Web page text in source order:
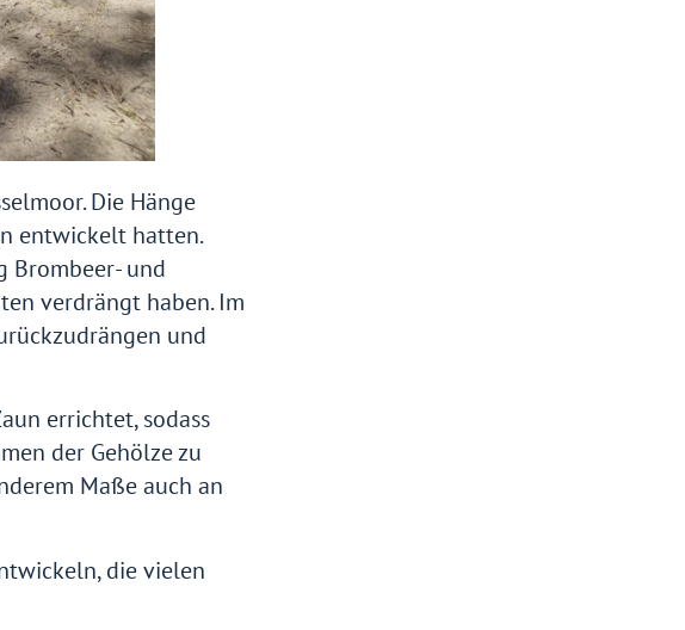
Die Hänge
entwickelt hatten.
Brombeer- und
verdrängt haben. Im
und
errichtet, sodass
der Gehölze zu
Maße auch an
die vielen